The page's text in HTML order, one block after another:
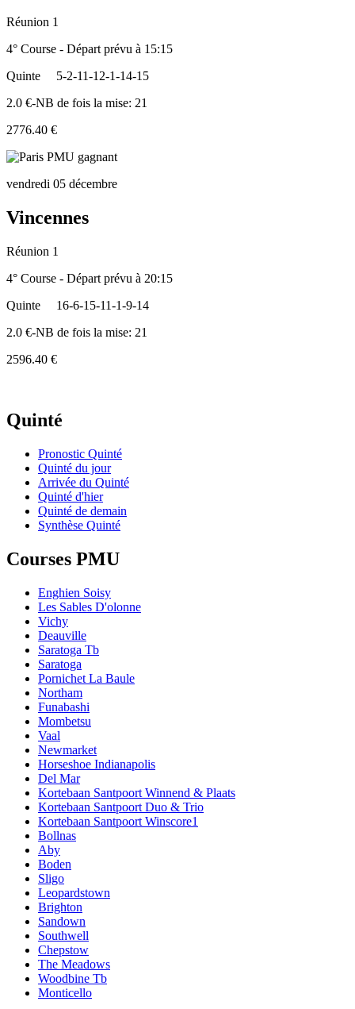
Réunion 1
4° Course - Départ prévu à 15:15
Quinte
5-2-11-12-1-14-15
2.0 €-NB de fois la mise: 21
2776.40 €
vendredi 05 décembre
Vincennes
Réunion 1
4° Course - Départ prévu à 20:15
Quinte
16-6-15-11-1-9-14
2.0 €-NB de fois la mise: 21
2596.40 €
Quinté
Pronostic Quinté
Quinté du jour
Arrivée du Quinté
Quinté d'hier
Quinté de demain
Synthèse Quinté
Courses PMU
Enghien Soisy
Les Sables D'olonne
Vichy
Deauville
Saratoga Tb
Saratoga
Pornichet La Baule
Northam
Funabashi
Mombetsu
Vaal
Newmarket
Horseshoe Indianapolis
Del Mar
Kortebaan Santpoort Winnend & Plaats
Kortebaan Santpoort Duo & Trio
Kortebaan Santpoort Winscore1
Bollnas
Aby
Boden
Sligo
Leopardstown
Brighton
Sandown
Southwell
Chepstow
The Meadows
Woodbine Tb
Monticello